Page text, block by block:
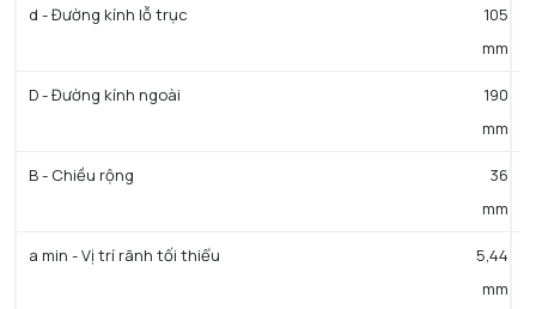
d - Đường kính lỗ trục
105
mm
D - Đường kính ngoài
190
mm
B - Chiều rộng
36
mm
a min - Vị trí rãnh tối thiểu
5,44
mm